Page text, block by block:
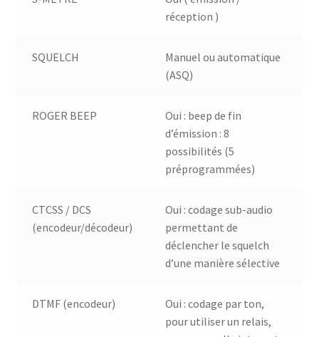
réception )
SQUELCH
Manuel ou automatique
(ASQ)
ROGER BEEP
Oui : beep de fin
d’émission : 8
possibilités (5
préprogrammées)
CTCSS / DCS
(encodeur/décodeur)
Oui : codage sub-audio
permettant de
déclencher le squelch
d’une manière sélective
DTMF (encodeur)
Oui : codage par ton,
pour utiliser un relais,